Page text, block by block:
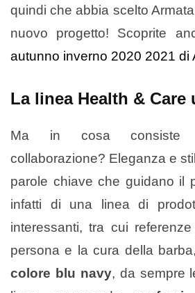
quindi che abbia scelto
nuovo progetto! Scoprite
autunno inverno 2020 2021 di
La linea Health & Care
Ma in cosa consiste
collaborazione? Eleganza e
parole chiave che guidano il
infatti di una linea di
interessanti, tra cui
persona e la cura della
colore blu navy, da sempre